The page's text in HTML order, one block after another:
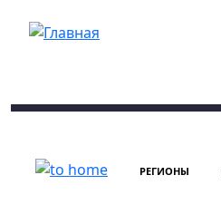
РЕГИОНЫ